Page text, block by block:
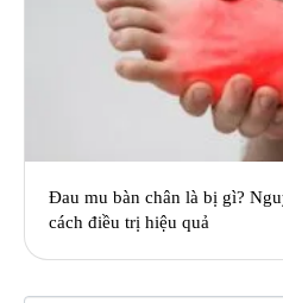
Đau mu bàn chân là bị gì?
cách điều trị hiệu quả